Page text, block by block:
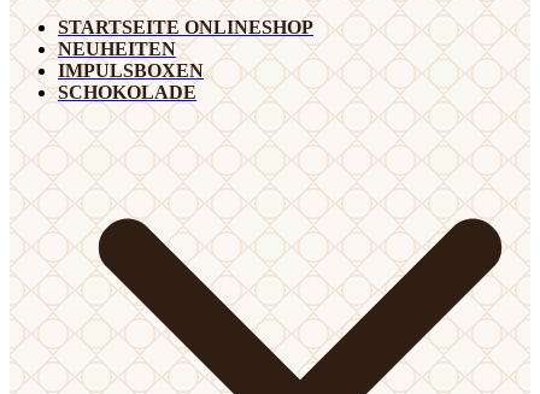
STARTSEITE ONLINESHOP
NEUHEITEN
IMPULSBOXEN
SCHOKOLADE